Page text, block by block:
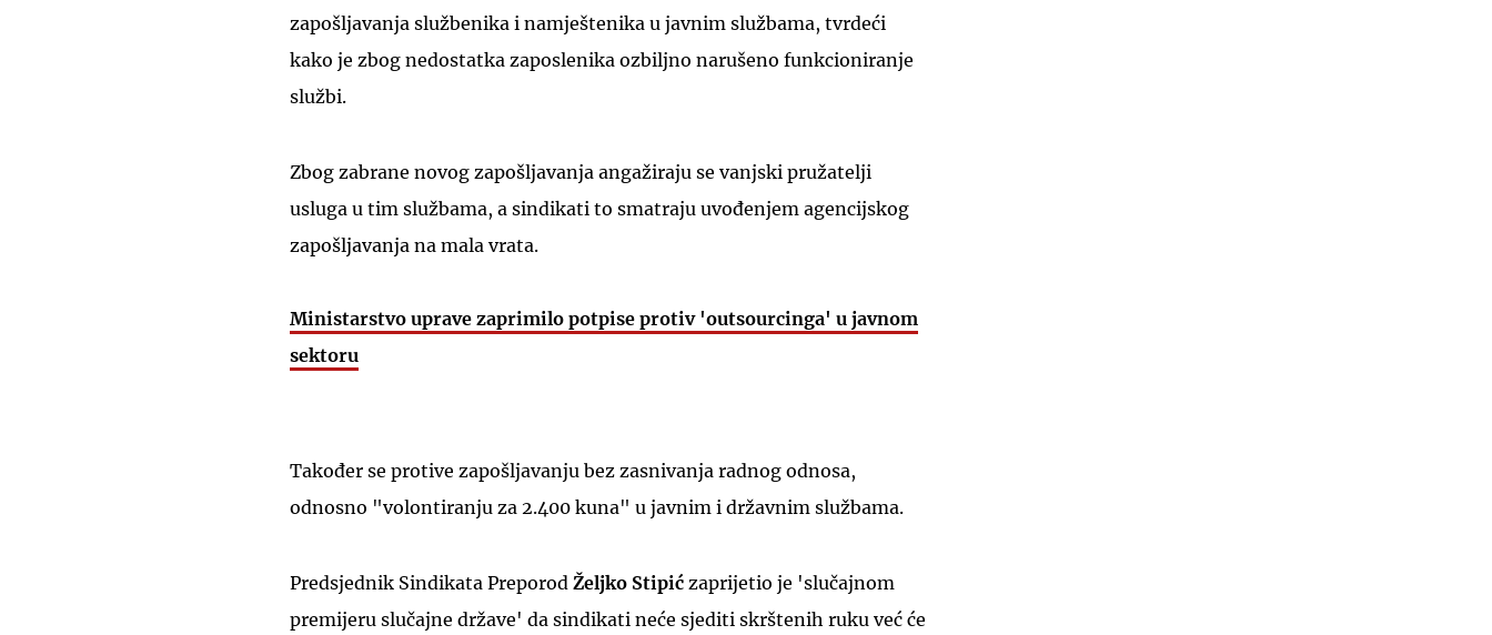
zapošljavanja službenika i namještenika u javnim službama, tvrdeći
kako je zbog nedostatka zaposlenika ozbiljno narušeno funkcioniranje
službi.
Zbog zabrane novog zapošljavanja angažiraju se vanjski pružatelji
usluga u tim službama, a sindikati to smatraju uvođenjem agencijskog
zapošljavanja na mala vrata.
Ministarstvo uprave zaprimilo potpise protiv 'outsourcinga' u javnom
sektoru
Također se protive zapošljavanju bez zasnivanja radnog odnosa,
odnosno "volontiranju za 2.400 kuna" u javnim i državnim službama.
Predsjednik Sindikata Preporod Željko Stipić zaprijetio je 'slučajnom
premijeru slučajne države' da sindikati neće sjediti skrštenih ruku već će